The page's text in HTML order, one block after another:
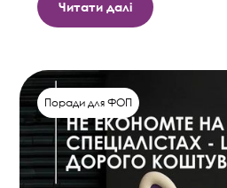
Читати далі
Поради для ФОП